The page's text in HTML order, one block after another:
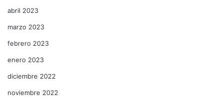
abril 2023
marzo 2023
febrero 2023
enero 2023
diciembre 2022
noviembre 2022